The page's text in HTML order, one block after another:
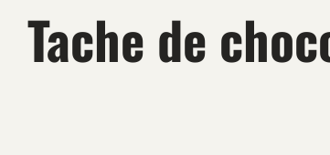
Tache de